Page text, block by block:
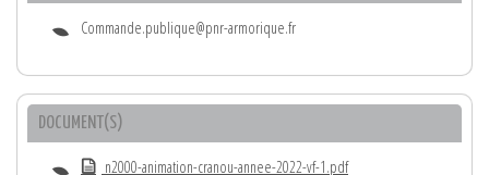
Commande.publique@pnr-armorique.fr
DOCUMENT(S)
n2000-animation-cranou-annee-2022-vf-1.pdf